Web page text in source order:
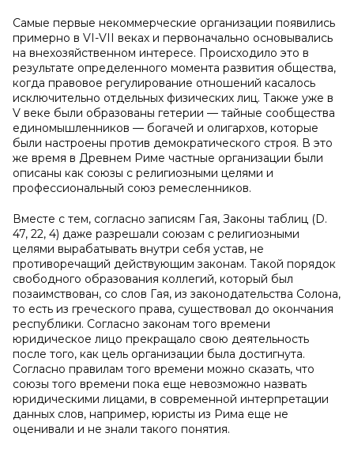
Самые первые некоммерческие организации появились
примерно в VI-VII веках и первоначально основывались
на внехозяйственном интересе. Происходило это в
результате определенного момента развития общества,
когда правовое регулирование отношений касалось
исключительно отдельных физических лиц. Также уже в
V веке были образованы гетерии — тайные сообщества
единомышленников — богачей и олигархов, которые
были настроены против демократического строя. В это
же время в Древнем Риме частные организации были
описаны как союзы с религиозными целями и
профессиональный союз ремесленников.
Вместе с тем, согласно записям Гая, Законы таблиц (D.
47, 22, 4) даже разрешали союзам с религиозными
целями вырабатывать внутри себя устав, не
противоречащий действующим законам. Такой порядок
свободного образования коллегий, который был
позаимствован, со слов Гая, из законодательства Солона,
то есть из греческого права, существовал до окончания
республики. Согласно законам того времени
юридическое лицо прекращало свою деятельность
после того, как цель организации была достигнута.
Согласно правилам того времени можно сказать, что
союзы того времени пока еще невозможно назвать
юридическими лицами, в современной интерпретации
данных слов, например, юристы из Рима еще не
оценивали и не знали такого понятия.